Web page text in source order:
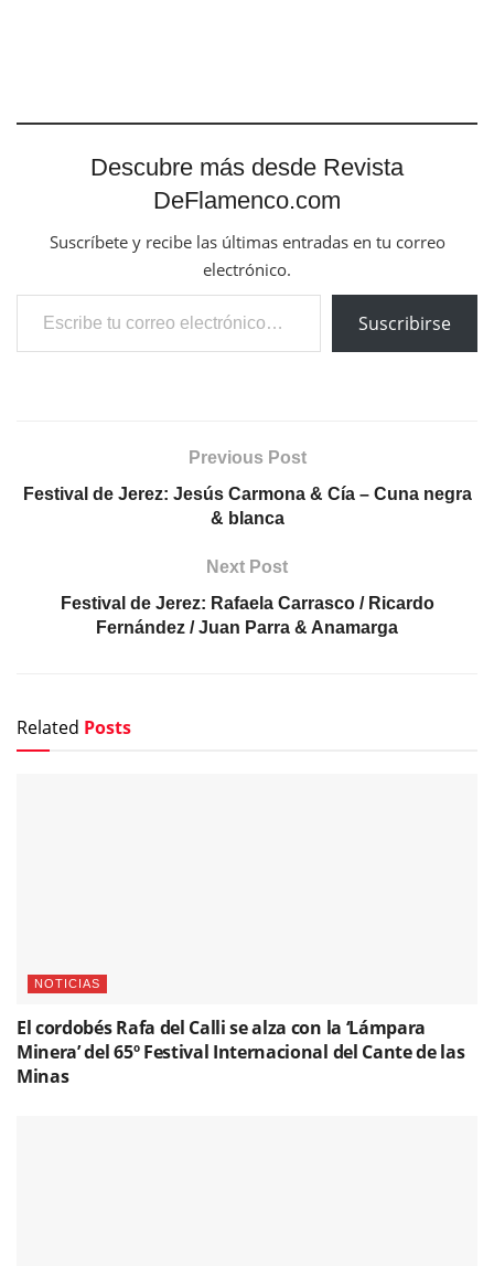
Descubre más desde Revista
DeFlamenco.com
Suscríbete y recibe las últimas entradas en tu correo
electrónico.
Escribe tu correo electrónico…
Suscribirse
Previous Post
Festival de Jerez: Jesús Carmona & Cía – Cuna negra
& blanca
Next Post
Festival de Jerez: Rafaela Carrasco / Ricardo
Fernández / Juan Parra & Anamarga
Related Posts
NOTICIAS
El cordobés Rafa del Calli se alza con la ‘Lámpara
Minera’ del 65º Festival Internacional del Cante de las
Minas